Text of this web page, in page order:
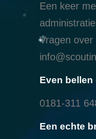
Een keer
Vragen over
Even bellen
0181-311
Een echte